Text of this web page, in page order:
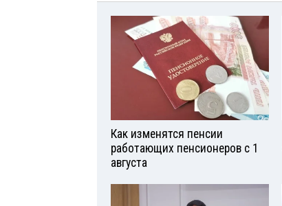
Как изменятся пенсии
работающих пенсионеров с 1
августа